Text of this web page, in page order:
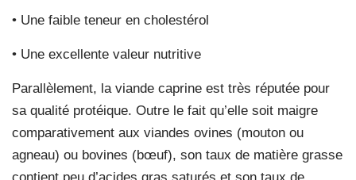
• Une faible teneur en cholestérol
• Une excellente valeur nutritive
Parallèlement, la viande caprine est très réputée pour
sa qualité protéique. Outre le fait qu’elle soit maigre
comparativement aux viandes ovines (mouton ou
agneau) ou bovines (bœuf), son taux de matière grasse
contient peu d’acides gras saturés et son taux de